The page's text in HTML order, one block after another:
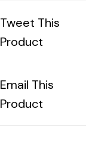
Tweet This
Product
Email This
Product